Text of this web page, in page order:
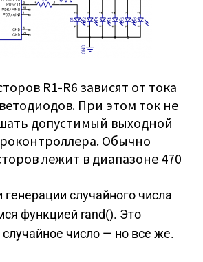
R1-R6 зависят от тока
При этом ток не
допустимый выходной
Обычно
лежит в диапазоне 470
случайного числа
функцией rand(). Это
число — но все же.